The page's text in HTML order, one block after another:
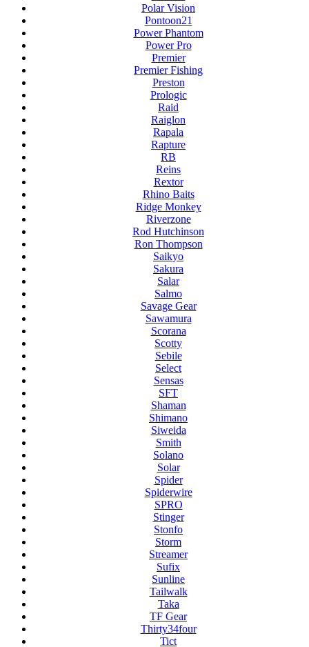
Polar Vision
Pontoon21
Power Phantom
Power Pro
Premier
Premier Fishing
Preston
Prologic
Raid
Raiglon
Rapala
Rapture
RB
Reins
Rextor
Rhino Baits
Ridge Monkey
Riverzone
Rod Hutchinson
Ron Thompson
Saikyo
Sakura
Salar
Salmo
Savage Gear
Sawamura
Scorana
Scotty
Sebile
Select
Sensas
SFT
Shaman
Shimano
Siweida
Smith
Solano
Solar
Spider
Spiderwire
SPRO
Stinger
Stonfo
Storm
Streamer
Sufix
Sunline
Tailwalk
Taka
TF Gear
Thirty34four
Tict